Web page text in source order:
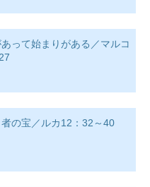
って始まりがある／マルコ
の宝／ルカ12：32～40